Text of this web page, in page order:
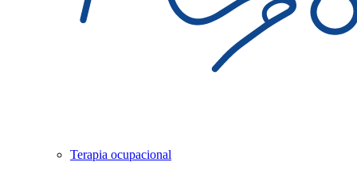
Terapia ocupacional